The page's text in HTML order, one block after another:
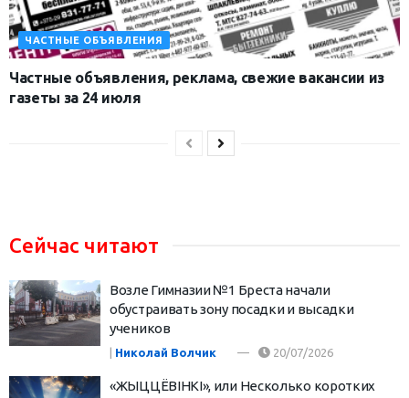
ЧАСТНЫЕ ОБЪЯВЛЕНИЯ
Частные объявления, реклама, свежие вакансии из
газеты за 24 июля
Сейчас читают
Возле Гимназии №1 Бреста начали
обустраивать зону посадки и высадки
учеников
Николай Волчик 20/07/2026
«ЖЫЦЦЁВІНКІ», или Несколько коротких